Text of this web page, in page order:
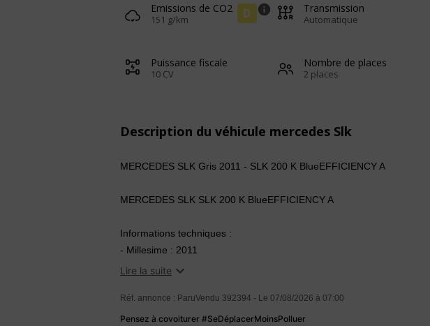
Emissions de CO2
151 g/km D info Transmission
Automatique
Puissance fiscale
10 CV
Nombre de places
2 places
Description du véhicule mercedes Slk
MERCEDES SLK Gris 2011 - SLK 200 K BlueEFFICIENCY A
MERCEDES SLK SLK 200 K BlueEFFICIENCY A
Informations techniques :
- Millesime : 2011
- Kilométrage : 67523 km
- Puissance réelle : 184
- Puissance fiscale : 10
Lire la suite 
Réf. annonce : ParuVendu 392394 - Le 07/08/2026 à 07:00
Pensez à covoiturer #SeDéplacerMoinsPolluer